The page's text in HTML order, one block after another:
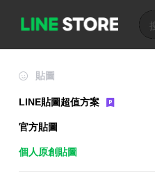
貼圖
LINE貼圖超值方案
官方貼圖
個人原創貼圖